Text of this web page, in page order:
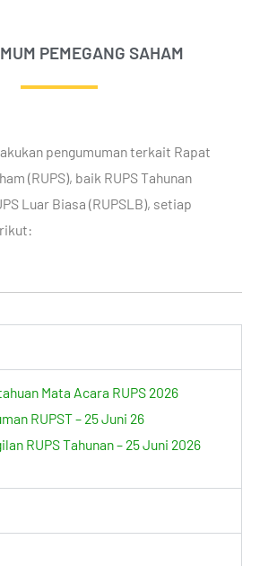
PEMEGANG SAHAM
pengumuman terkait Rapat
(RUPS), baik RUPS Tahunan
Luar Biasa (RUPSLB), setiap
Mata Acara RUPS 2026
RUPST – 25 Juni 26
RUPS Tahunan – 25 Juni 2026